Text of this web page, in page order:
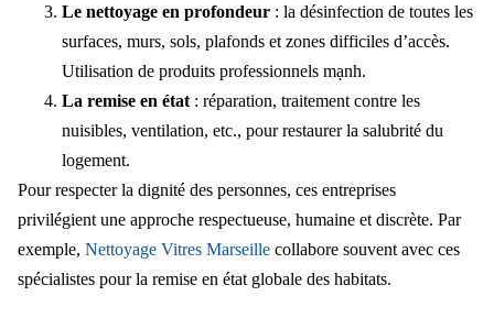
Le nettoyage en profondeur : la désinfection de toutes les
surfaces, murs, sols, plafonds et zones difficiles d’accès.
Utilisation de produits professionnels mạnh.
La remise en état : réparation, traitement contre les
nuisibles, ventilation, etc., pour restaurer la salubrité du
logement.
Pour respecter la dignité des personnes, ces entreprises
privilégient une approche respectueuse, humaine et discrète. Par
exemple, Nettoyage Vitres Marseille collabore souvent avec ces
spécialistes pour la remise en état globale des habitats.